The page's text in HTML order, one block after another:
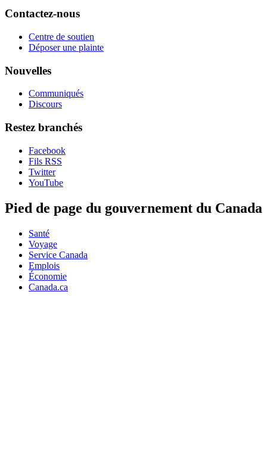
Contactez-nous
Centre de soutien
Déposer une plainte
Nouvelles
Communiqués
Discours
Restez branchés
Facebook
Fils RSS
Twitter
YouTube
Pied de page du gouvernement du Canada
Santé
Voyage
Service Canada
Emplois
Économie
Canada.ca